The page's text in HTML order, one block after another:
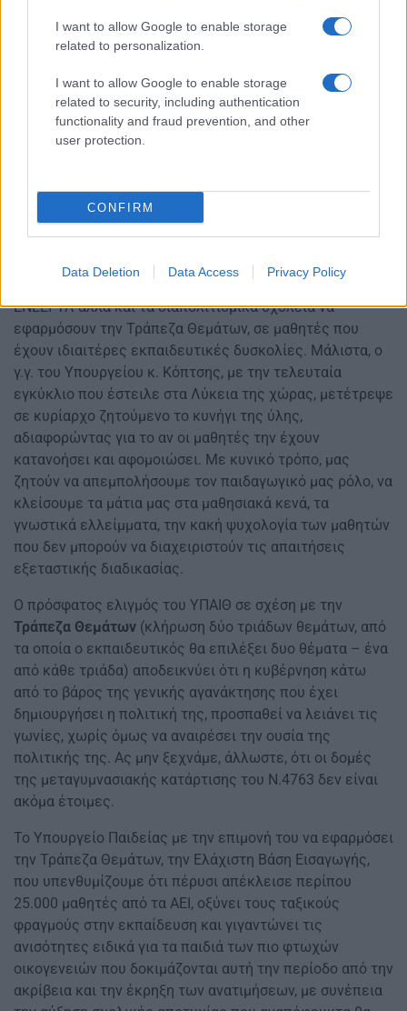
I want to allow Google to enable storage
related to personalization.
I want to allow Google to enable storage
related to security, including authentication
functionality and fraud prevention, and other
user protection.
CONFIRM
Data Deletion Data Access Privacy Policy
μαθητών.
καθεστώς της Τράπεζας Θεμάτων για τους μαθητές
όλων των τύπων Λυκείου που θα δώσουν για πρώτη
φορά εξετάσεις (προαγωγικές/απολυτήριες) μετά από
χαρακτηριστικό ότι αυξήθηκε η ύλη σε κάθε κατεύθυνση,
σε υπερβολικό επίπεδο και στη Β’ Λυκείου των
πρώτα θέματα της Τράπεζας Θεμάτων, προστέθηκαν
μόλις πριν λίγες μέρες, δηλαδή, 1,5 μήνα πριν κλείσουν
τα σχολεία. Έφτασε στο σημείο να υποχρεώνει τα
ΕΝΕΕΓΥΛ αλλά και τα διαπολιτισμικά σχολεία να
εφαρμόσουν την Τράπεζα Θεμάτων, σε μαθητές που
έχουν ιδιαιτέρες εκπαιδευτικές δυσκολίες. Μάλιστα, ο
γ.γ. του Υπουργείου κ. Κόπτσης, με την τελευταία
εγκύκλιο που έστειλε στα Λύκεια της χώρας, μετέτρεψε
σε κυρίαρχο ζητούμενο το κυνήγι της ύλης,
αδιαφορώντας για το αν οι μαθητές την έχουν
κατανοήσει και αφομοιώσει. Με κυνικό τρόπο, μας
ζητούν να απεμπολήσουμε τον παιδαγωγικό μας ρόλο, να
κλείσουμε τα μάτια μας στα μαθησιακά κενά, τα
γνωστικά ελλείμματα, την κακή ψυχολογία των μαθητών
που δεν μπορούν να διαχειριστούν τις απαιτήσεις
εξεταστικής διαδικασίας.
Ο πρόσφατος ελιγμός του ΥΠΑΙΘ σε σχέση με την
Τράπεζα Θεμάτων (κλήρωση δύο τριάδων θεμάτων, από
τα οποία ο εκπαιδευτικός θα επιλέξει δυο θέματα – ένα
από κάθε τριάδα) αποδεικνύει ότι η κυβέρνηση κάτω
από το βάρος της γενικής αγανάκτησης που έχει
δημιουργήσει η πολιτική της, προσπαθεί να λειάνει τις
γωνίες, χωρίς όμως να αναιρέσει την ουσία της
πολιτικής της. Ας μην ξεχνάμε, άλλωστε, ότι οι δομές
της μεταγυμνασιακής κατάρτισης του Ν.4763 δεν είναι
ακόμα έτοιμες.
Το Υπουργείο Παιδείας με την επιμονή του να εφαρμόσει
την Τράπεζα Θεμάτων, την Ελάχιστη Βάση Εισαγωγής,
που υπενθυμίζουμε ότι πέρυσι απέκλεισε περίπου
25.000 μαθητές από τα ΑΕΙ, οξύνει τους ταξικούς
φραγμούς στην εκπαίδευση και γιγαντώνει τις
ανισότητες ειδικά για τα παιδιά των πιο φτωχών
οικογενειών που δοκιμάζονται αυτή την περίοδο από την
ακρίβεια και την έκρηξη των ανατιμήσεων, με συνέπεια